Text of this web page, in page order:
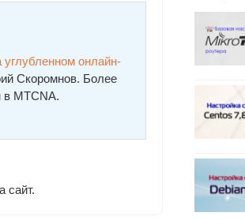
углубленном онлайн-
Скоромнов. Более
в MTCNA.
сайт.